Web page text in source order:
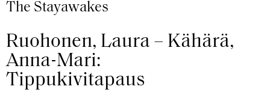
The Stayawakes
Ruohonen, Laura – Kähärä,
Anna-Mari:
Tippukivitapaus